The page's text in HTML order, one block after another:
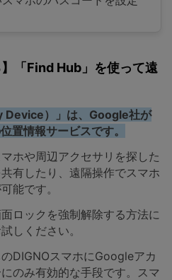
「Find Hub」を使って遠
Device）」は、Google社が
置情報サービスです。
ホや周辺アクセサリを探した
有したり、遠隔操作でスマホ
能です。
ロックを強制解除する方法に
しください。
DIGNOスマホにGoogleアカ
のみ有効的な手段です。スマ